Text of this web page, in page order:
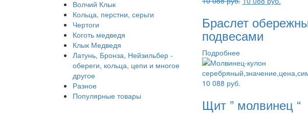
Волчий Клык
Кольца, перстни, серьги
Чертоги
Коготь медведя
Клык Медведя
Латунь, Бронза, Нейзильбер -
обереги, кольца, цепи и многое
другое
Разное
Популярные товары
составляла
10
088 руб..
10
088
Браслет
подвесами
Подробнее
10 088 руб.
Щит ” молвинец “